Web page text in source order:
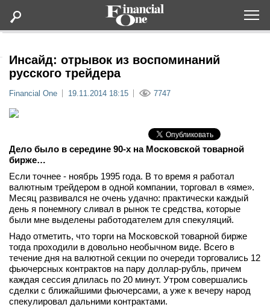
Статьи
Lifestyle
Мероприятия
Новости
Интервью
вконтакте
телеграм
Инсайд: отрывок из воспоминаний
русского трейдера
Financial One 19.11.2014 18:15 7747
Дело было в середине 90-х на Московской товарной
бирже…
Если точнее - ноябрь 1995 года. В то время я работал
валютным трейдером в одной компании, торговал в «яме».
Месяц развивался не очень удачно: практически каждый
день я понемногу сливал в рынок те средства, которые
были мне выделены работодателем для спекуляций.
Надо отметить, что торги на Московской товарной бирже
тогда проходили в довольно необычном виде. Всего в
течение дня на валютной секции по очереди торговались 12
фьючерсных контрактов на пару доллар-рубль, причем
каждая сессия длилась по 20 минут. Утром совершались
сделки с ближайшими фьючерсами, а уже к вечеру народ
спекулировал дальними контрактами.